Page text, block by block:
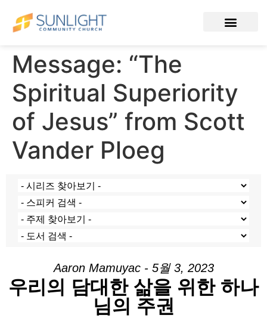
Message: “The
Spiritual Superiority
of Jesus” from Scott
Vander Ploeg
Aaron Mamuyac - 5월 3, 2023
우리의 담대한 삶을 위한 하나
님의 주권